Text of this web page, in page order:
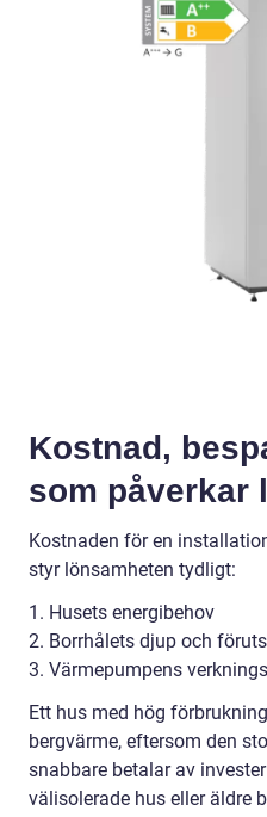
Kostnad,
som påverkar
Kostnaden för en
styr lönsamheten tydligt:
1. Husets energibehov
2. Borrhålets djup och
3. Värmepumpens
Ett hus med hög
bergvärme, eftersom den
snabbare betalar av
välisolerade hus eller äldre